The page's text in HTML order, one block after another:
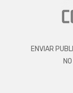
ENVIAR